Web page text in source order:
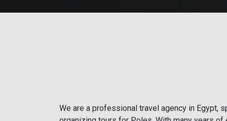
We are a professional travel agency in Egypt,